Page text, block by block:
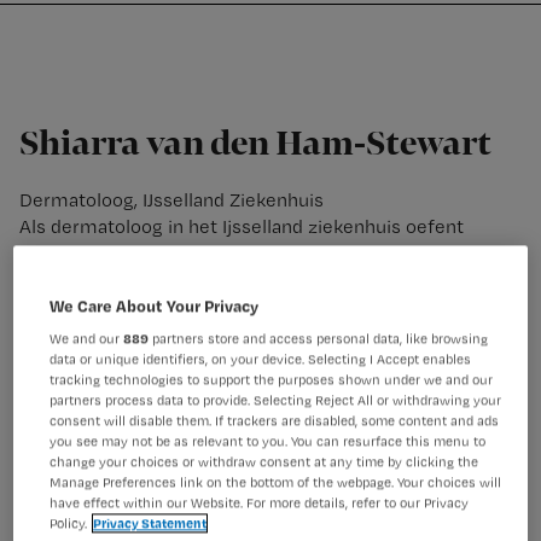
Nursing
Shiarra van den Ham-Stewart
Dermatoloog, IJsselland Ziekenhuis
Als dermatoloog in het Ijsselland ziekenhuis oefent
Shiarra dermatologie in de volle breedte uit. Haar
eczeem en Mohs micrografische chirurgie. Recent heeft
zij meegewerkt aan het project Huid in de Klas, een
lespakket voor basisschool leerlingen van groep 5 tot en
met 8.
Tevens zit zij in de richtlijncommissie modulaire
herziening Constitutioneel eczeem en in de werkgroep
‘Huid van kleur’.
We Care About Your Privacy
We and our889 partners store and access personal data, like browsing
data or unique identifiers, on your device. Selecting I Accept enables
tracking technologies to support the purposes shown under we and our
partners process data to provide. Selecting Reject All or withdrawing your
consent will disable them. If trackers are disabled, some content and ads
you see may not be as relevant to you. You can resurface this menu to
change your choices or withdraw consent at any time by clicking the
Manage Preferences link on the bottom of the webpage. Your choices will
have effect within our Website. For more details, refer to our Privacy
Policy. Privacy Statement